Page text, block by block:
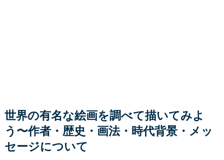
世界の有名な絵画を調べて描いてみよ
う〜作者・歴史・画法・時代背景・メッ
セージについて